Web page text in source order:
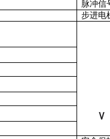
脉冲信
步进电